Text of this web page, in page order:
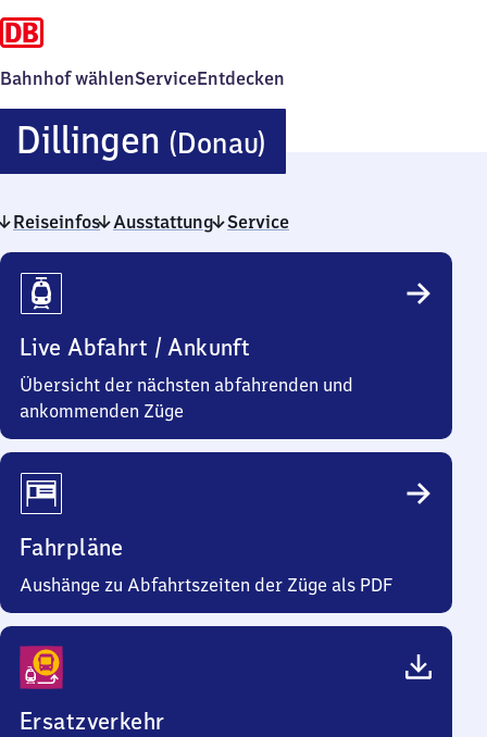
Bahnhof wählenServiceEntdecken
Dillingen (Donau)
(Donau)
Reiseinfos Ausstattung Service
Reiseinfos
Live Abfahrt / Ankunft
Übersicht der nächsten abfahrenden und
ankommenden Züge
Fahrpläne
Aushänge zu Abfahrtszeiten der Züge als PDF
Ersatzverkehr